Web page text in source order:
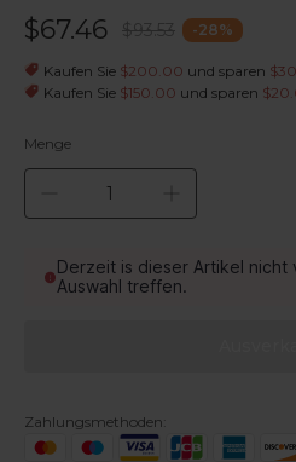
-28%
$67.46 $93.53
Kaufen Sie $200.00 und sparen
Kaufen Sie $150.00 und sparen
Menge
Derzeit is dieser Artikel
Auswahl treffen.
Zahlungsmethoden: